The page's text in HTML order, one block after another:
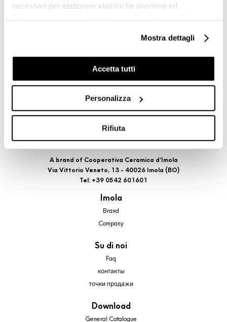
necessari per elaborare statistiche anonime ed
Cookie di profilazione/marketing: sono utilizzati, solo
previo tuo consenso, per esaminare le tue abitudini di
navigazione e mostrarti quindi avvisi pubblicitari mirati, in
linea con le tue preferenze.
cookie di profilazione, selezionando uno dei bottoni sotto
riportati. Puoi avere maggiori dettagli visionando
l’Informativa estesa cookie. La chiusura del presente
banner comporterà il permanere dei soli cookie tecnici ed
comunque modificare le tue scelte in qualsiasi momento,
accedendo al link presente nel footer.
Mostra dettagli
Accetta tutti
Personalizza
Rifiuta
A brand of Cooperativa Ceramica d’Imola
Via Vittorio Veneto, 13 - 40026 Imola (BO)
Tel: +39 0542 601601
Imola
Brand
Company
Su di noi
Faq
контакты
точки продажи
Download
General Catalogue